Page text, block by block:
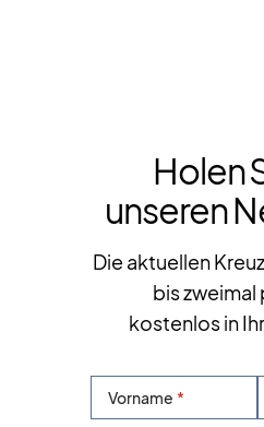
Holen
unseren
Die aktuellen
bis
kostenlos in
Vorname